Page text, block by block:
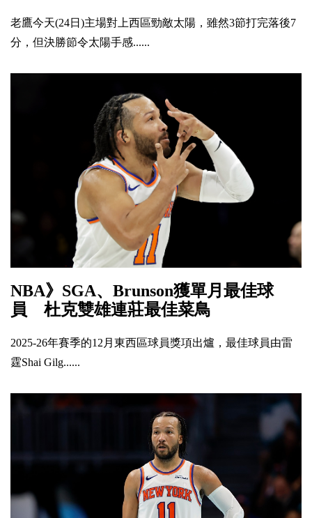
老鷹今天(24日)主場對上西區勁敵太陽，雖然3節打完落後7
分，但決勝節令太陽手感......
NBA》SGA、Brunson獲單月最佳球
員 杜克雙雄連莊最佳菜鳥
2025-26年賽季的12月東西區球員獎項出爐，最佳球員由雷
霆Shai Gilg......